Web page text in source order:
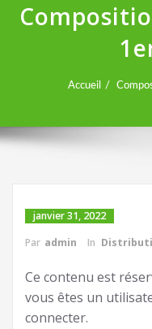
Accueil
janvier 31, 2022
Par admin In
Ce contenu est
vous êtes un
connecter.